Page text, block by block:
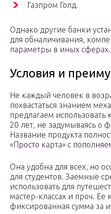
Газпром Голд.
Однако другие банки
для обналичивания,
параметры в иных сферах.
Условия и
Не каждый человек в
похвастаться знанием
предлагаем
20 лет, не задумываясь о
Название продукта
«Просто карта» с
Она удобна для всех, но
для студентов. Заемные
использовать для
мастер-классах и проч. Ее
фиксированная сумма за